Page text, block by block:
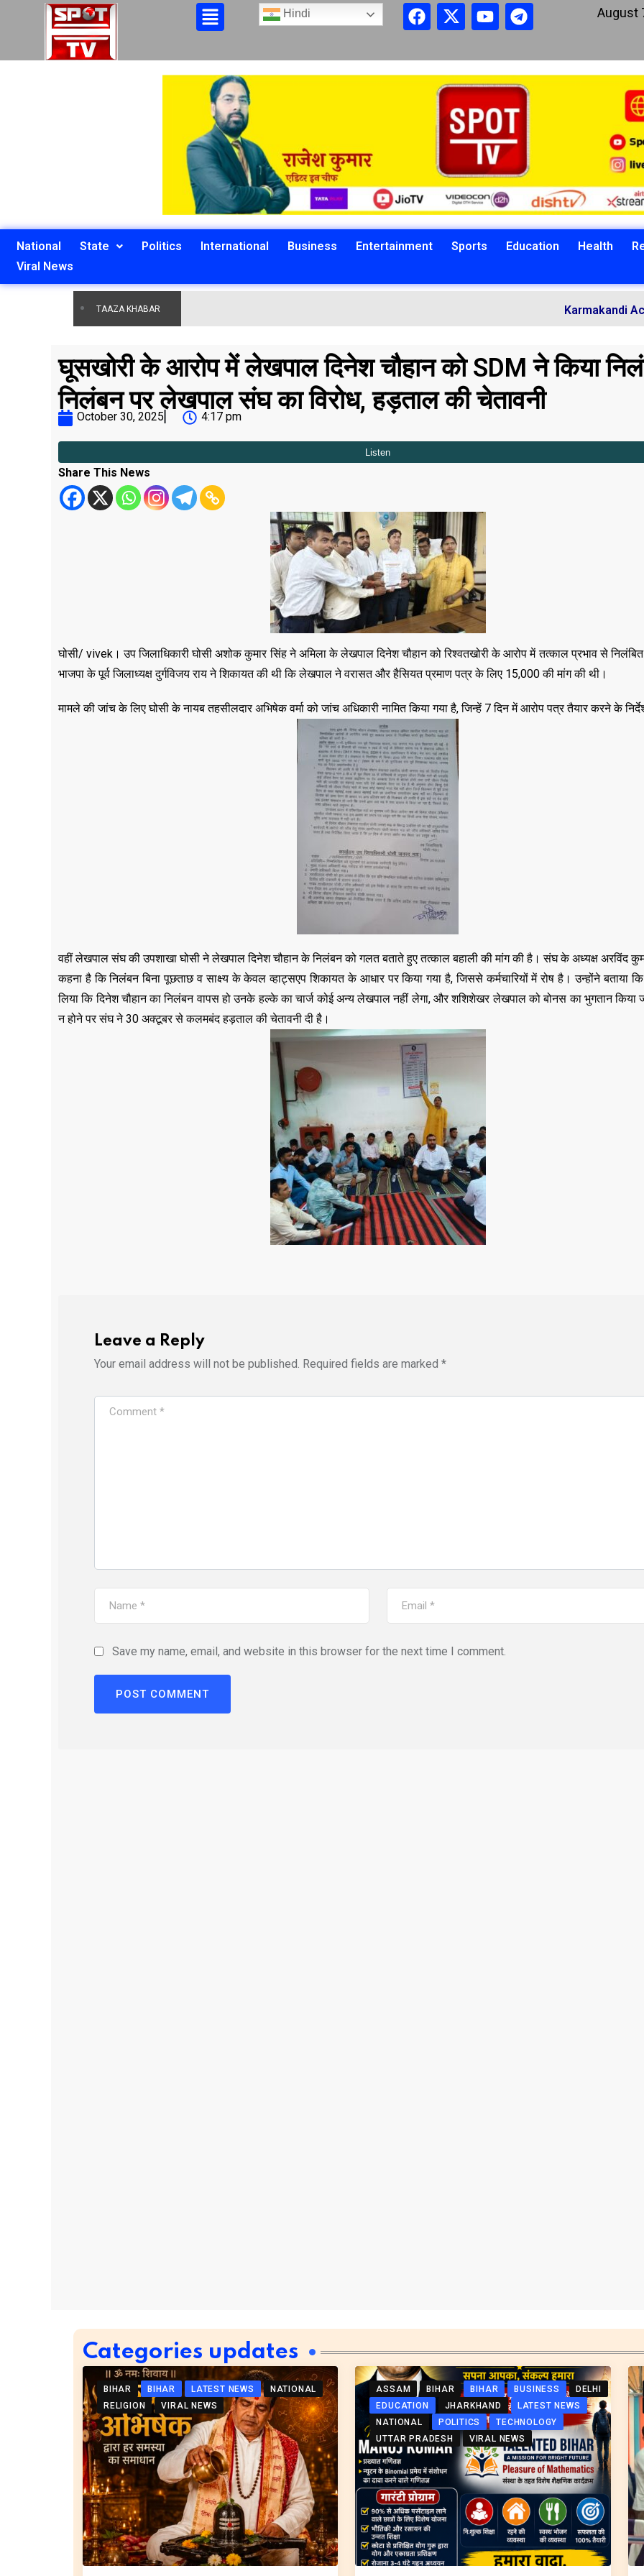
Hindi August
National State Politics International Business Entertainment Sports Education Health
Viral News
TAAZA KHABAR Karmakandi Acharya
घूसखोरी के आरोप में लेखपाल दिनेश चौहान को SDM ने किया
निलंबन पर लेखपाल संघ का विरोध, हड़ताल की चेतावनी
October 30, 2025 4:17 pm
Share This News
घोसी/ vivek। उप जिलाधिकारी घोसी अशोक कुमार सिंह ने अमिला के लेखपाल दिनेश चौहान को रिश्वतखोरी के आरोप में तत्काल प्रभाव से निलंबित
भाजपा के पूर्व जिलाध्यक्ष दुर्गविजय राय ने शिकायत की थी कि लेखपाल ने वरासत और हैसियत प्रमाण पत्र के लिए ₹15,000 की मांग की थी।
मामले की जांच के लिए घोसी के नायब तहसीलदार अभिषेक वर्मा को जांच अधिकारी नामित किया गया है, जिन्हें 7 दिन में आरोप पत्र तैयार करने के
वहीं लेखपाल संघ की उपशाखा घोसी ने लेखपाल दिनेश चौहान के निलंबन को गलत बताते हुए तत्काल बहाली की मांग की है। संघ के अध्यक्ष अरविंद
कहना है कि निलंबन बिना पूछताछ व साक्ष्य के केवल व्हाट्सएप शिकायत के आधार पर किया गया है, जिससे कर्मचारियों में रोष है। उन्होंने बताया
लिया कि दिनेश चौहान का निलंबन वापस हो उनके हल्के का चार्ज कोई अन्य लेखपाल नहीं लेगा, और शशिशेखर लेखपाल को बोनस का भुगतान किया
न होने पर संघ ने 30 अक्टूबर से कलमबंद हड़ताल की चेतावनी दी है।
Leave a Reply
Your email address will not be published. Required fields are marked *
Save my name, email, and website in this browser for the next time I comment.
DELHI,LATEST NEWS,NATIONAL
POLITICS
Malviya Nagar Fire
Incident: PM मोदी और CM
रेखा गुप्ता ने जताया दुख, PMO ने
JUNE 3, 2026
0COMMENTS 187
ASSAM,BIHAR,
DELHI,EDUCATION,
,TECHNOLOGY ,
Categories updates
BIHAR BIHAR LATEST NEWS
NATIONAL
RELIGION
VIRAL NEWS
ASSAM BIHAR BIHAR BUSINESS
DELHI
EDUCATION
JHARKHAND
LATEST NEWS
NATIONAL
POLITICS
TECHNOLOGY
UTTAR PRADESH
VIRAL NEWS